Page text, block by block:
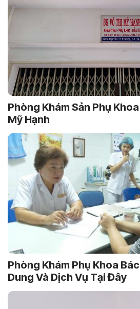
Phòng Khám Sản Phụ
Mỹ Hạnh
Phòng Khám Phụ Khoa
Dung Và Dịch Vụ Tại Đây